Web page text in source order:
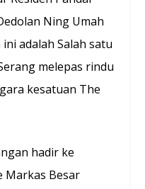
Ning Umah
adalah Salah satu
melepas rindu
kesatuan The
hadir ke
Markas Besar